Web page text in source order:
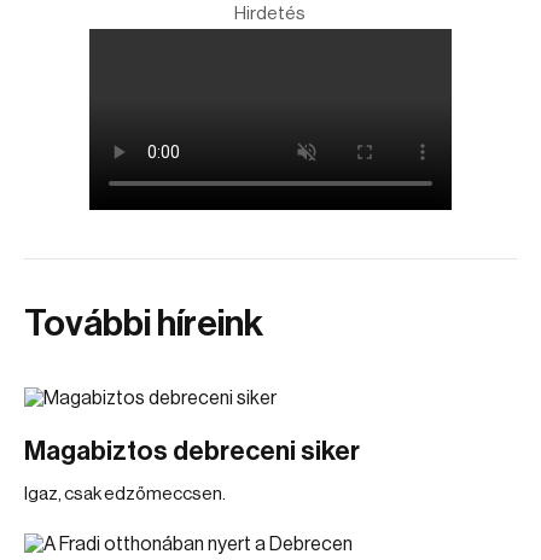
Hirdetés
További híreink
Magabiztos debreceni siker
Igaz, csak edzőmeccsen.